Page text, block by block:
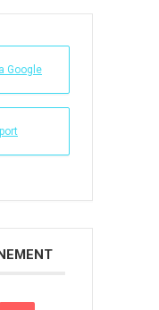
Google